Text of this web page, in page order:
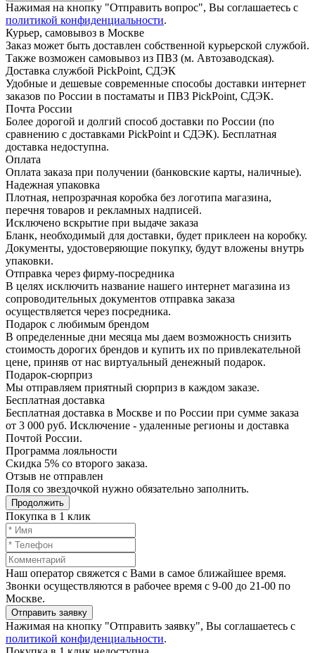
Нажимая на кнопку "Отправить вопрос", Вы соглашаетесь с
политикой конфиденциальности.
Курьер, самовывоз в Москве
Заказ может быть доставлен собственной курьерской службой.
Также возможен самовывоз из ПВЗ (м. Автозаводская).
Доставка службой PickPoint, СДЭК
Удобные и дешевые современные способы доставки интернет
заказов по России в постаматы и ПВЗ PickPoint, СДЭК.
Почта России
Более дорогой и долгий способ доставки по России (по
сравнению с доставками PickPoint и СДЭК). Бесплатная
доставка недоступна.
Оплата
Оплата заказа при получении (банковские карты, наличные).
Надежная упаковка
Плотная, непрозрачная коробка без логотипа магазина,
перечня товаров и рекламных надписей.
Исключено вскрытие при выдаче заказа
Бланк, необходимый для доставки, будет приклеен на коробку.
Документы, удостоверяющие покупку, будут вложены внутрь
упаковки.
Отправка через фирму-посредника
В целях исключить название нашего интернет магазина из
сопроводительных документов отправка заказа
осуществляется через посредника.
Подарок с любимым брендом
В определенные дни месяца мы даем возможность снизить
стоимость дорогих брендов и купить их по привлекательной
цене, приняв от нас виртуальный денежный подарок.
Подарoк-сюрприз
Мы отправляем приятный сюрприз в каждом заказе.
Бесплатная доставка
Бесплатная доставка в Москве и по России при сумме заказа
от 3 000 руб. Исключение - удаленные регионы и доставка
Почтой России.
Программа лояльности
Скидка 5% со второго заказа.
Отзыв не отправлен
Поля со звездочкой нужно обязательно заполнить.
Продолжить
Покупка в 1 клик
Наш оператор свяжется с Вами в самое ближайшее время.
Звонки осуществляются в рабочее время с 9-00 до 21-00 по
Москве.
Отправить заявку
Нажимая на кнопку "Отправить заявку", Вы соглашаетесь с
политикой конфиденциальности.